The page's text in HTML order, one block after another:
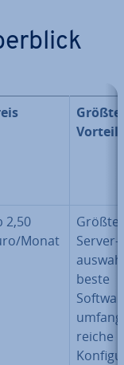
Größte
2,50
Monat
Größte
Ser­ver­
beste
rei­che